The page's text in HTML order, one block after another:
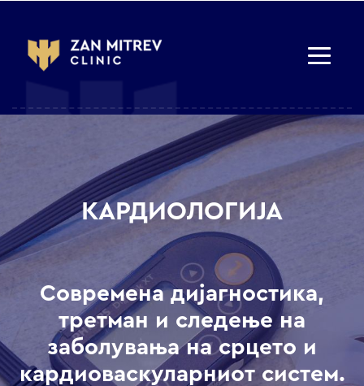
КАРДИОЛОГИЈА
Современа дијагностика,
третман и следење на
заболувања на срцето и
кардиоваскуларниот систем.